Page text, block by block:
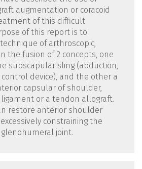
augmentation or coracoid
of this difficult
of this report is to
of arthroscopic,
the fusion of 2 concepts, one
subscapular sling (abduction,
device), and the other a
capsular of shoulder,
or a tendon allograft.
restore anterior shoulder
constraining the
joint.